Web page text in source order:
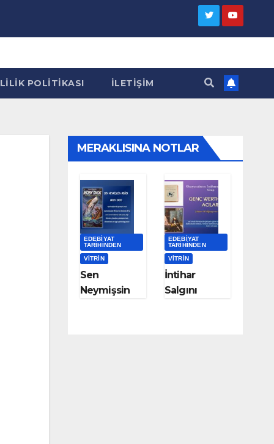
POLITIKASI İLETIŞIM
MERAKLISINA NOTLAR
EDEBIYAT
TARIHINDEN
VITRIN
Sen
Neymişsin
EDEBIYAT
TARIHINDEN
VITRIN
İntihar
Salgını